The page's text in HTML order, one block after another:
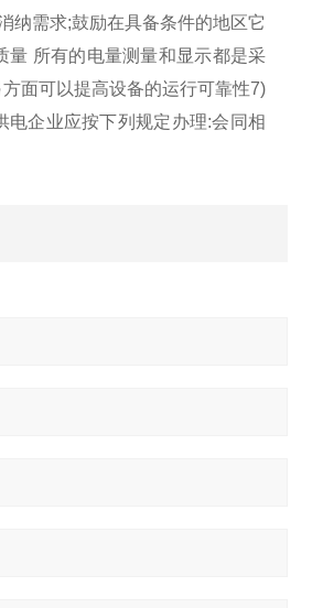
纳需求;鼓励在具备条件的地区它
量 所有的电量测量和显示都是采
面可以提高设备的运行可靠性7)
电企业应按下列规定办理:会同相